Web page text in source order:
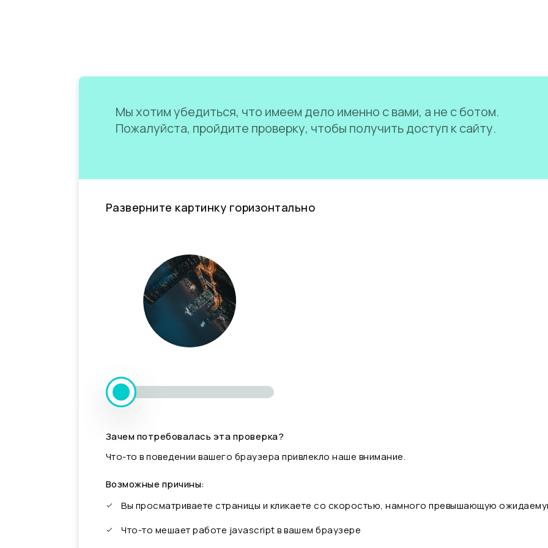
Мы хотим убедиться, что имеем дело именно с вами, а не с ботом.
Пожалуйста, пройдите проверку, чтобы получить доступ к сайту.
Разверните картинку горизонтально
Зачем потребовалась эта проверка?
Что-то в поведении вашего браузера привлекло наше внимание.
Возможные причины:
Вы просматриваете страницы и кликаете со скоростью, намного превышающую
Что-то мешает работе javascript в вашем браузере